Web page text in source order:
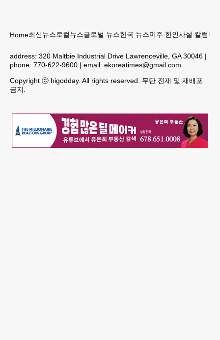
Home최신뉴스로컬뉴스글로벌 뉴스한국 뉴스미주 한인사설 칼럼구
address: 320 Maltbie Industrial Drive Lawrenceville, GA 30046 |
phone: 770-622-9600 | email: ekoreatimes@gmail.com
Copyright ⓒ higodday. All rights reserved. 무단 전재 및 재배포
금지.